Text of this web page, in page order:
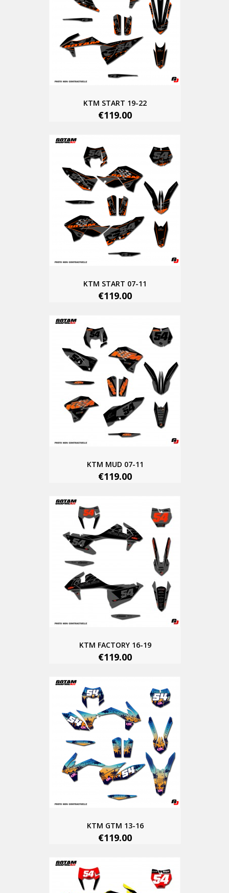
KTM START 19-22
€119.00
KTM START 07-11
€119.00
KTM MUD 07-11
€119.00
KTM FACTORY 16-19
€119.00
KTM GTM 13-16
€119.00